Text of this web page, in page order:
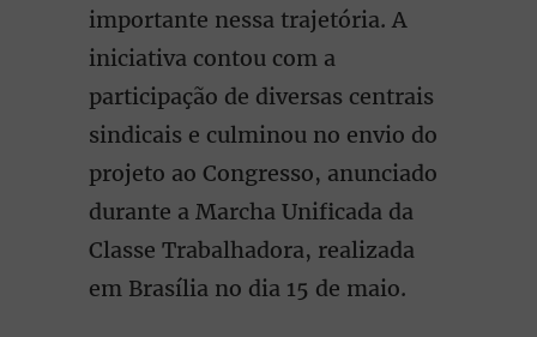
importante nessa trajetória. A
iniciativa contou com a
participação de diversas centrais
sindicais e culminou no envio do
projeto ao Congresso, anunciado
durante a Marcha Unificada da
Classe Trabalhadora, realizada
em Brasília no dia 15 de maio.